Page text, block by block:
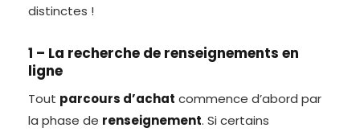
distinctes !
1 – La recherche de renseignements en
ligne
Tout parcours d’achat commence d’abord par
la phase de renseignement. Si certains